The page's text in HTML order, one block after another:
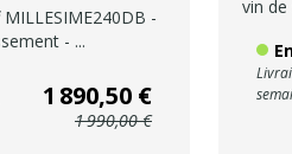
-
- ...
1 890,50 €
1 990,00 €
vin de